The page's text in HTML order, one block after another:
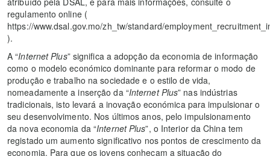
regulamento online (
https://www.dsal.gov.mo/zh_tw/standard/
).
A “Internet Plus” significa a adopção da economia de informação
como o modelo económico dominante para reformar o modo de
produção e trabalho na sociedade e o estilo de vida,
nomeadamente a inserção da “Internet Plus” nas indústrias
tradicionais, isto levará a inovação económica para impulsionar o
seu desenvolvimento. Nos últimos anos, pelo impulsionamento
da nova economia da “Internet Plus”, o Interior da China tem
registado um aumento significativo nos pontos de crescimento da
economia. Para que os jovens conheçam a situação do